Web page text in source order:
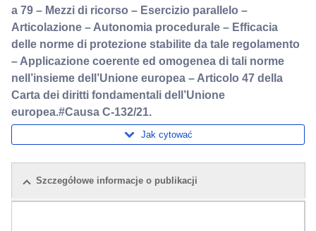
a 79 – Mezzi di ricorso – Esercizio parallelo –
Articolazione – Autonomia procedurale – Efficacia
delle norme di protezione stabilite da tale regolamento
– Applicazione coerente ed omogenea di tali norme
nell’insieme dell’Unione europea – Articolo 47 della
Carta dei diritti fondamentali dell’Unione
europea.#Causa C-132/21.
Jak cytować
Szczegółowe informacje o publikacji